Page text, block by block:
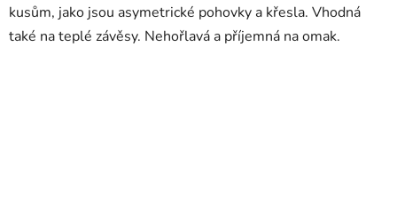
kusům, jako jsou asymetrické pohovky a křesla. Vhodná
také na teplé závěsy. Nehořlavá a příjemná na omak.